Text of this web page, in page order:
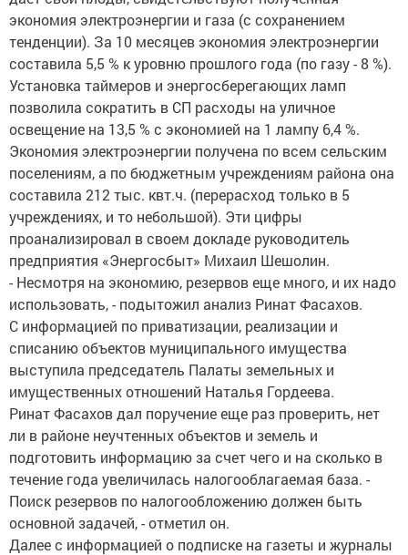
экономия электроэнергии и газа (с сохранением
тенденции). За 10 месяцев экономия электроэнергии
составила 5,5 % к уровню прошлого года (по газу - 8 %).
Установка таймеров и энергосберегающих ламп
позволила сократить в СП расходы на уличное
освещение на 13,5 % с экономией на 1 лампу 6,4 %.
Экономия электроэнергии получена по всем сельским
поселениям, а по бюджетным учреждениям района она
составила 212 тыс. квт.ч. (перерасход только в 5
учреждениях, и то небольшой). Эти цифры
проанализировал в своем докладе руководитель
предприятия «Энергосбыт» Михаил Шешолин.
- Несмотря на экономию, резервов еще много, и их надо
использовать, - подытожил анализ Ринат Фасахов.
С информацией по приватизации, реализации и
списанию объектов муниципального имущества
выступила председатель Палаты земельных и
имущественных отношений Наталья Гордеева.
Ринат Фасахов дал поручение еще раз проверить, нет
ли в районе неучтенных объектов и земель и
подготовить информацию за счет чего и на сколько в
течение года увеличилась налогооблагаемая база. -
Поиск резервов по налогообложению должен быть
основной задачей, - отметил он.
Далее с информацией о подписке на газеты и журналы